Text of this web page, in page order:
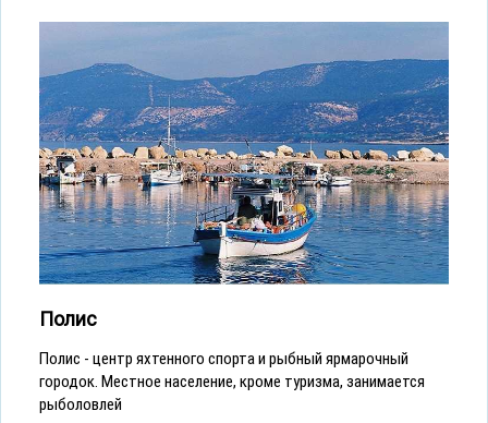
Полис
Полис - центр яхтенного спорта и рыбный ярмарочный
городок. Местное население, кроме туризма, занимается
рыболовлей